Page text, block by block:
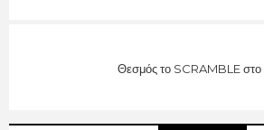
Θεσμός το SCRAMBLE στο